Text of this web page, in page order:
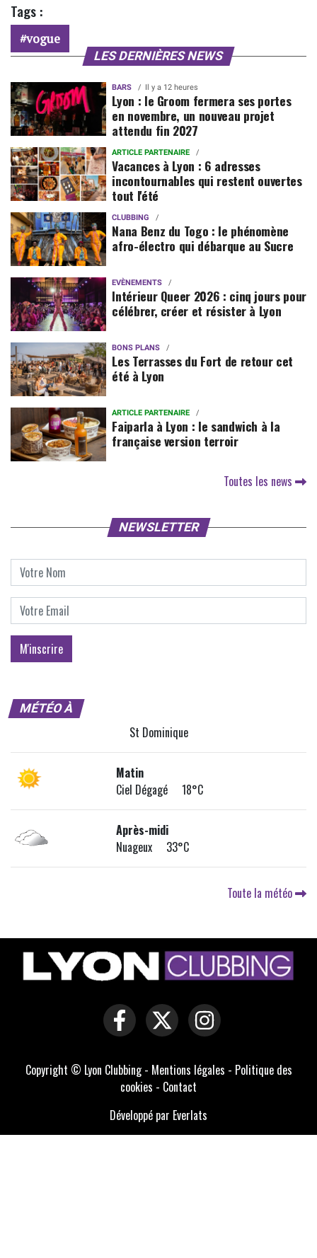
Tags :
vogue
LES DERNIÈRES NEWS
BARS Il y a 12 heures
Lyon : le Groom fermera ses portes
en novembre, un nouveau projet
attendu fin 2027
ARTICLE PARTENAIRE
Vacances à Lyon : 6 adresses
incontournables qui restent ouvertes
tout l'été
CLUBBING
Nana Benz du Togo : le phénomène
afro-électro qui débarque au Sucre
EVÈNEMENTS
Intérieur Queer 2026 : cinq jours pour
célébrer, créer et résister à Lyon
BONS PLANS
Les Terrasses du Fort de retour cet
été à Lyon
ARTICLE PARTENAIRE
Faiparla à Lyon : le sandwich à la
française version terroir
Toutes les news
NEWSLETTER
MÉTÉO À
St Dominique
Matin
Ciel Dégagé 18°C
Après-midi
Nuageux 33°C
Toute la météo
Copyright © Lyon Clubbing - Mentions légales - Politique des
cookies - Contact
Développé par Everlats